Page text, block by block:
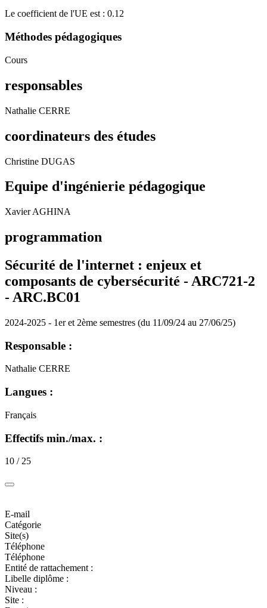
Le coefficient de l'UE est : 0.12
Méthodes pédagogiques
Cours
responsables
Nathalie CERRE
coordinateurs des études
Christine DUGAS
Equipe d'ingénierie pédagogique
Xavier AGHINA
programmation
Sécurité de l'internet : enjeux et
composants de cybersécurité - ARC721-2
- ARC.BC01
2024-2025 - 1er et 2ème semestres (du 11/09/24 au 27/06/25)
Responsable :
Nathalie CERRE
Langues :
Français
Effectifs min./max. :
10 / 25
E-mail
Catégorie
Site(s)
Téléphone
Téléphone
Entité de rattachement :
Libelle diplôme :
Niveau :
Site :